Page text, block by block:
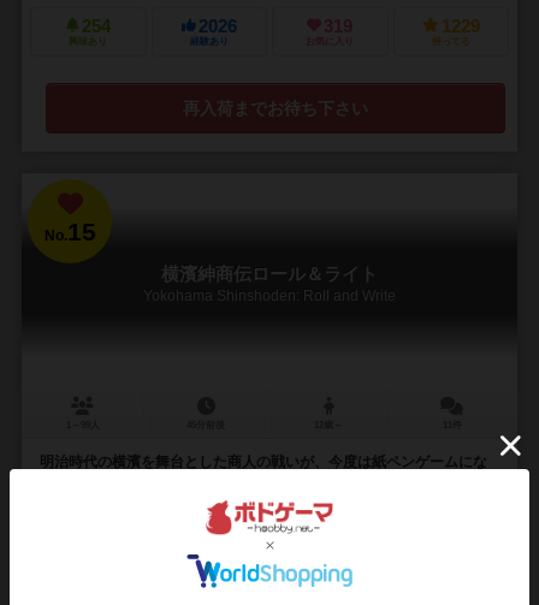
254
興味あり
2026
経験あり
319
お気に入り
1229
持ってる
再入荷までお待ち下さい
No.15
横濱紳商伝ロール＆ライト
Yokohama Shinshoden: Roll and Write
明治時代の横濱を舞台とした商人の戦いが、今度は紙ペンゲームにな
各プレイヤーにシートが配られ、ダイス目に左右される状況に合わせ
て記入し遊ぶタイプの、多人数ロールアンド＆ゲームです。 プレイヤ
ーの手元に配られるシートは、従業員の活躍す...
197 48